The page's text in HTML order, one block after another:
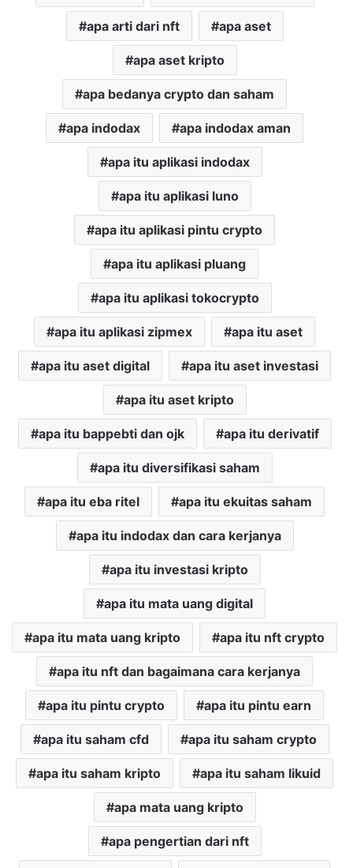
apa arti dari nft apa aset
apa aset kripto
apa bedanya crypto dan saham
apa indodax apa indodax aman
apa itu aplikasi indodax
apa itu aplikasi luno
apa itu aplikasi pintu crypto
apa itu aplikasi pluang
apa itu aplikasi tokocrypto
apa itu aplikasi zipmex apa itu aset
apa itu aset digital apa itu aset investasi
apa itu aset kripto
apa itu bappebti dan ojk apa itu derivatif
apa itu diversifikasi saham
apa itu eba ritel apa itu ekuitas saham
apa itu indodax dan cara kerjanya
apa itu investasi kripto
apa itu mata uang digital
apa itu mata uang kripto apa itu nft crypto
apa itu nft dan bagaimana cara kerjanya
apa itu pintu crypto apa itu pintu earn
apa itu saham cfd apa itu saham crypto
apa itu saham kripto apa itu saham likuid
apa mata uang kripto
apa pengertian dari nft